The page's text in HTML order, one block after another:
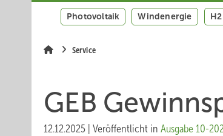
Photovoltaik Windenergie H2
Service
GEB
12.12.2025 Veröffentlicht in Ausgabe 10-